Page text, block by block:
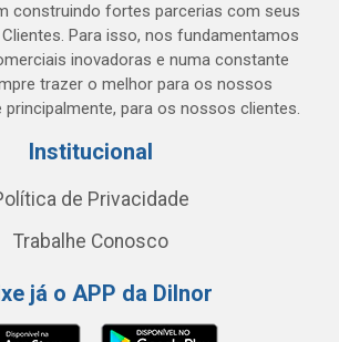
construindo fortes parcerias com seus
Para isso, nos fundamentamos
inovadoras e numa constante
trazer o melhor para os nossos
para os nossos clientes.
Institucional
de Privacidade
Trabalhe Conosco
já o APP da Dilnor